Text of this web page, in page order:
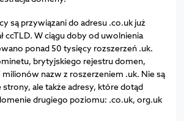
są przywiązani do adresu .co.uk już
ccTLD. W ciągu doby od uwolnienia
ponad 50 tysięcy rozszerzeń .uk.
brytyjskiego rejestru domen,
milionów nazw z roszerzeniem .uk. Nie są
ale także adresy, które dotąd
drugiego poziomu: .co.uk, org.uk